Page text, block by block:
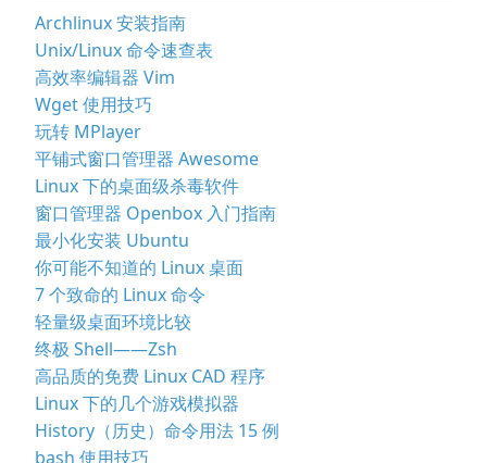
Archlinux 安装指南
Unix/Linux 命令速查表
高效率编辑器 Vim
Wget 使用技巧
玩转 MPlayer
平铺式窗口管理器 Awesome
Linux 下的桌面级杀毒软件
窗口管理器 Openbox 入门指南
最小化安装 Ubuntu
你可能不知道的 Linux 桌面
7 个致命的 Linux 命令
轻量级桌面环境比较
终极 Shell——Zsh
高品质的免费 Linux CAD 程序
Linux 下的几个游戏模拟器
History（历史）命令用法 15 例
bash 使用技巧